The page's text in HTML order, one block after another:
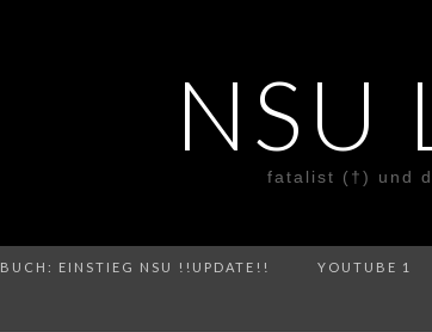
NSU
fatalist (†) und
BUCH: EINSTIEG NSU !!UPDATE!! YOUTUBE 1